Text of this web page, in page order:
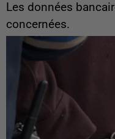
Les données
concernées.